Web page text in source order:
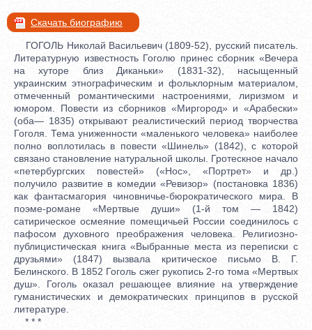
Скачать биографию
ГОГОЛЬ Николай Васильевич (1809-52), русский писатель.
Литературную известность Гоголю принес сборник «Вечера
на хуторе близ Диканьки» (1831-32), насыщенный
украинским этнографическим и фольклорным материалом,
отмеченный романтическими настроениями, лиризмом и
юмором. Повести из сборников «Миргород» и «Арабески»
(оба— 1835) открывают реалистический период творчества
Гоголя. Тема униженности «маленького человека» наиболее
полно воплотилась в повести «Шинель» (1842), с которой
связано становление натуральной школы. Гротескное начало
«петербургских повестей» («Нос», «Портрет» и др.)
получило развитие в комедии «Ревизор» (постановка 1836)
как фантасмагория чиновничье-бюрократического мира. В
поэме-романе «Мертвые души» (1-й том — 1842)
сатирическое осмеяние помещичьей России соединилось с
пафосом духовного преображения человека. Религиозно-
публицистическая книга «Выбранные места из переписки с
друзьями» (1847) вызвала критическое письмо В. Г.
Белинского. В 1852 Гоголь сжег рукопись 2-го тома «Мертвых
душ». Гоголь оказал решающее влияние на утверждение
гуманистических и демократических принципов в русской
литературе.
* * *